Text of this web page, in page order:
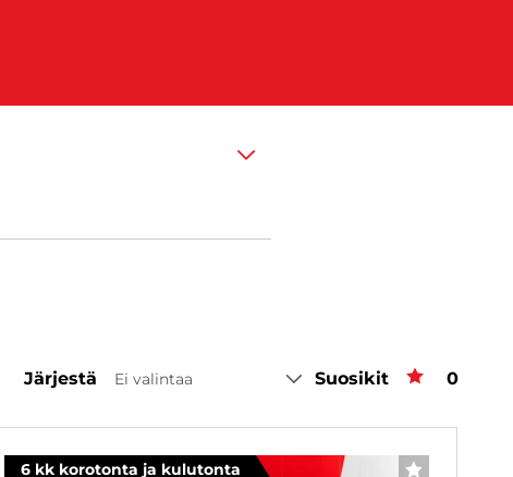
Järjestä Ei valintaa Suosikit 0
6 kk korotonta ja kulutonta